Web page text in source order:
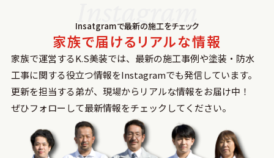
Insatgramで最新の施⼯をチェック
家族で届けるリアルな情報
家族で運営するK.S美装では、最新の施⼯事例や塗装‧防⽔
⼯事に関する役⽴つ情報をInstagramでも発信しています。
更新を担当する弟が、現場からリアルな情報をお届け中！
ぜひフォローして最新情報をチェックしてください。